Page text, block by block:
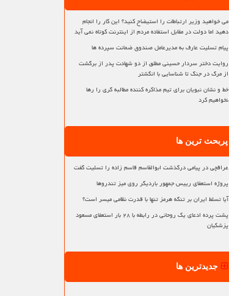
می خواهید وزیر ارتباطات را استیضاح کنید؟ این کار را انجام
دهید اما دولت در مقابل استفاده مردم از اینترنت کوتاه نمی آید
پیام تسلیت عارف به مدیرعامل صندوق ضمانت سپرده ها
روایت دختر سردار حسینی مطلق از دو شهادت پدر از برگشت
از مرگ در جنگ تا شناسایی با انگشتر
خط و نشان نبویان برای تیم مذاکره کننده مطالبه گری را رها
نخواهیم کرد
پربحث ترین ها
عراقچی در پیامی درگذشت ابوالقاسم قاسم زاده را تسلیت گفت
پروژه استعفای رییس جمهور باردیگر روی میز تندروها
آیا تسلط ایران بر تنگه هرمز تنها با قدرت نظامی میسر است؟
پشت پرده ادعای یک روحانی در رابطه با ۲۸ بار استعفای مسعود
پزشکیان
جدیدترین ها